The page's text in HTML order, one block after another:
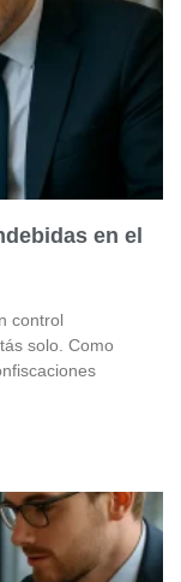
la rapidez en la
logró que mi
España. Trato
en el
control
solo. Como